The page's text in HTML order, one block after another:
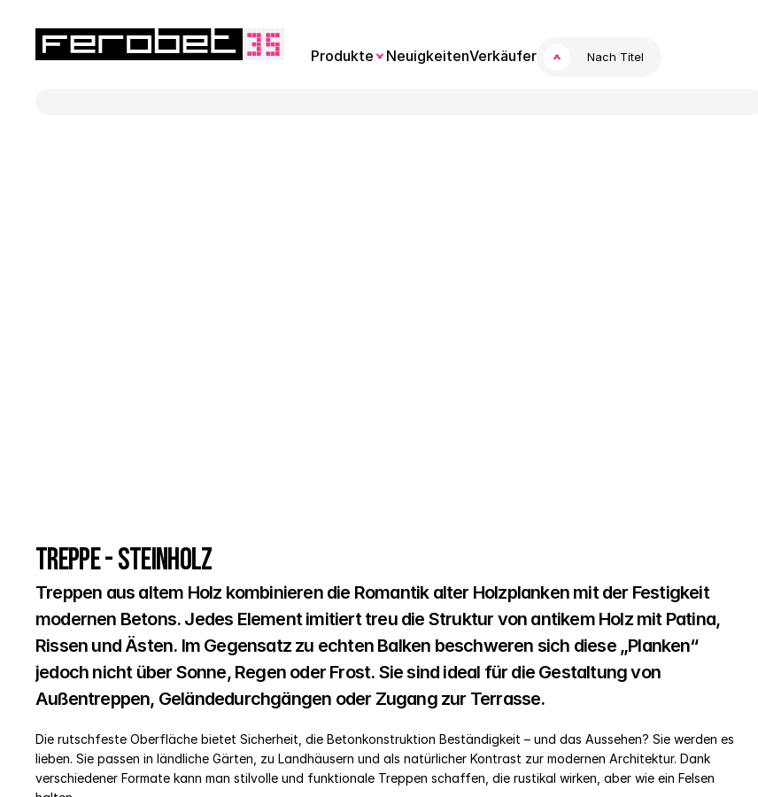
Produkte NeuigkeitenVerkäufer Nach Titel
Treppe - Steinholz
Treppen aus altem Holz kombinieren die Romantik alter Holzplanken mit der Festigkeit
modernen Betons. Jedes Element imitiert treu die Struktur von antikem Holz mit Patina,
Rissen und Ästen. Im Gegensatz zu echten Balken beschweren sich diese „Planken“
jedoch nicht über Sonne, Regen oder Frost. Sie sind ideal für die Gestaltung von
Außentreppen, Geländedurchgängen oder Zugang zur Terrasse.
Die rutschfeste Oberfläche bietet Sicherheit, die Betonkonstruktion Beständigkeit – und das Aussehen? Sie werden es
lieben. Sie passen in ländliche Gärten, zu Landhäusern und als natürlicher Kontrast zur modernen Architektur. Dank
verschiedener Formate kann man stilvolle und funktionale Treppen schaffen, die rustikal wirken, aber wie ein Felsen